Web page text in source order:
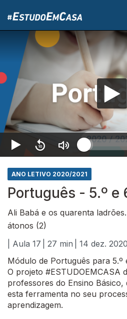
ANO LETIVO 2020/2021
Português - 5.º e
Ali Babá e os quarenta
átonos (2)
| Aula 17
| 27 min
| 14 dez. 2020
Módulo de Português para 5.º
O projeto #ESTUDOEMCASA
professores do Ensino
esta ferramenta no seu
aprendizagem.